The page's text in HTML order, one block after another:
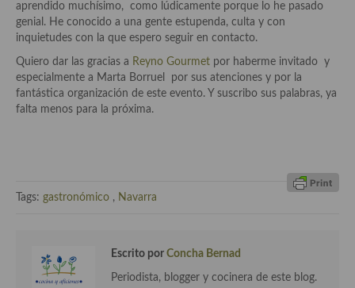
Ensaladas
Entrantes
Gazpachos, salmorejos, sopas y cremas frías
Quínoa
Legumbres y cereales
Huevos
aprendido muchísimo, como lúdicamente porque lo he pasado
genial. He conocido a una gente estupenda, culta y con
inquietudes con la que espero seguir en contacto.
Quiero dar las gracias a Reyno Gourmet por haberme invitado y
especialmente a Marta Borruel por sus atenciones y por la
fantástica organización de este evento. Y suscribo sus palabras, ya
falta menos para la próxima.
Tags: gastronómico , Navarra
Escrito por Concha Bernad
Periodista, blogger y cocinera de este blog.